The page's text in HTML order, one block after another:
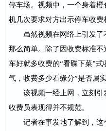
停车场。视频中，一个身着
机几次要求对方出示停车收
虽然视频在网络上引发了
那么简单。除了因收费标准
车好就多收费的“看碟下菜”
气，收费多少看缘分”是否属
该视频一经上网，立刻引
收费员表现得并不规范。
记者在事发地了解到，这